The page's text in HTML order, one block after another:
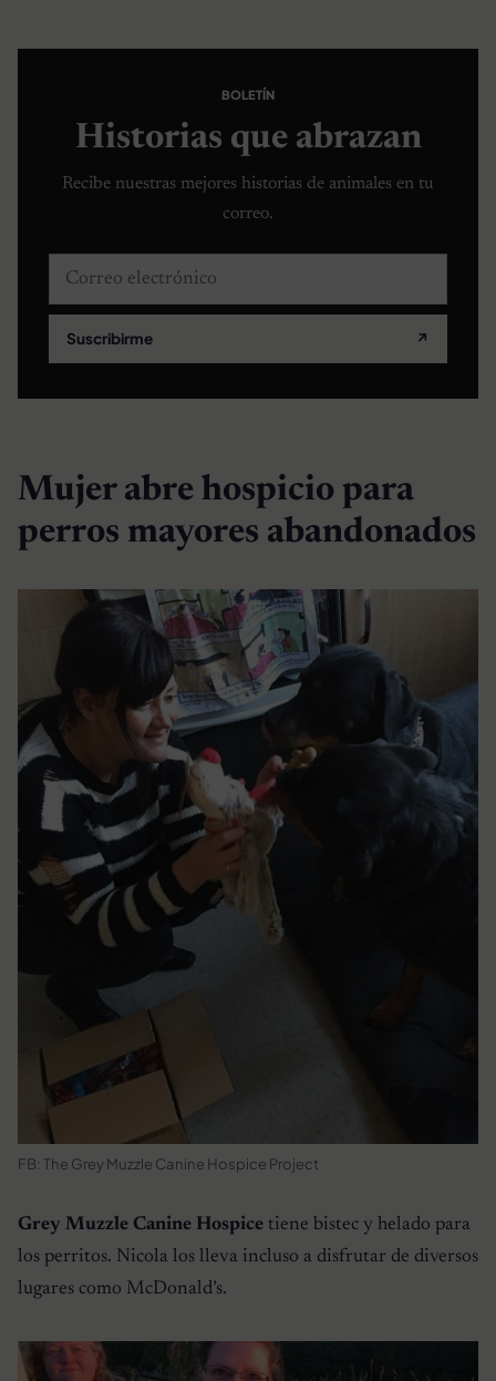
BOLETÍN
Historias que abrazan
Recibe nuestras mejores historias de animales en tu
correo.
Correo electrónico
Suscribirme ↗
Mujer abre hospicio para
perros mayores abandonados
FB: The Grey Muzzle Canine Hospice Project
Grey Muzzle Canine Hospice tiene bistec y helado para
los perritos. Nicola los lleva incluso a disfrutar de diversos
lugares como McDonald’s.